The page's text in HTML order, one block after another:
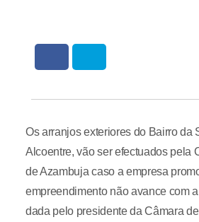
Os arranjos exteriores do Bairro da
Alcoentre, vão ser efectuados pela
de Azambuja caso a empresa
empreendimento não avance com
dada pelo presidente da Câmara